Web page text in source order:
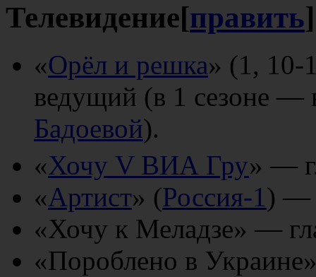
Телевидение[править]
«Орёл и решка» (1, 10-
ведущий (в 1 сезоне —
Бадоевой).
«Хочу V ВИА Гру» —
«Артист» (Россия-1) —
«Хочу к Меладзе» —
«Пороблено в